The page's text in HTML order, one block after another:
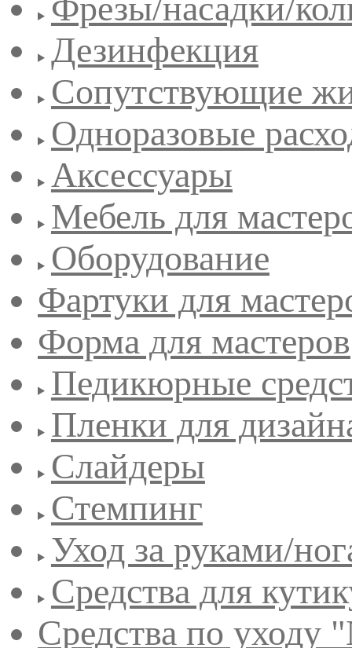
Фрезы/насадки/
Дезинфекция
Сопутствующие
Одноразовые
Аксессуары
Мебель для
Оборудование
Фартуки для
Форма для мастеров
Педикюрные
Пленки для
Слайдеры
Стемпинг
Уход за руками/
Средства для
Средства по уходу